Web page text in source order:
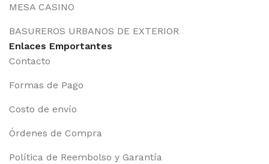
MESA CASINO
BASUREROS URBANOS DE EXTERIOR
Enlaces Emportantes
Contacto
Formas de Pago
Costo de envío
Órdenes de Compra
Política de Reembolso y Garantía